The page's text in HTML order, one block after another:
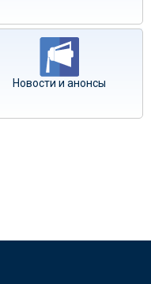
Новости и анонсы